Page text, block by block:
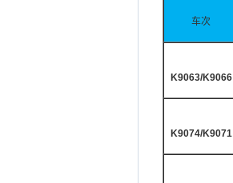
车次
K9063/K9066
K9074/K9071